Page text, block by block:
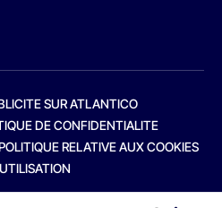
SUR ATLANTICO
DE CONFIDENTIALITE
RELATIVE AUX COOKIES